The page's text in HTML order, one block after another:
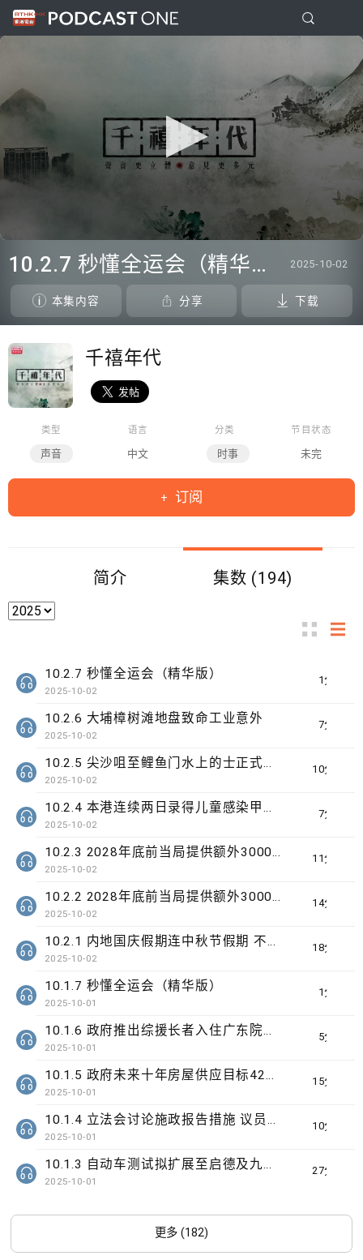
seconds
minute,
15
seconds
10.2.7 秒懂全运会（精华版） 2025-10-02
本集内容 分享 下载
千禧年代
类型
声音
语言
中文
分类
时事
节目状态
未完
订阅
简介 集数 (194)
1分钟
10.2.7 秒懂全运会（精华版）
2025-10-02
7分钟
10.2.6 大埔樟树滩地盘致命工业意外
2025-10-02
10分钟
10.2.5 尖沙咀至鲤鱼门水上的士正式首航
2025-10-02
7分钟
10.2.4 本港连续两日录得儿童感染甲型流感严重个案
2025-10-02
11分钟
10.2.3 2028年底前当局提供额外3000支高速充电桩 港铁商场约增设300个电动车充电站
2025-10-02
14分钟
10.2.2 2028年底前当局提供额外3000支高速充电桩 港铁商场约增设300个电动车充电站
2025-10-02
18分钟
10.2.1 内地国庆假期连中秋节假期 不少内地旅客到港旅游
2025-10-02
1分钟
10.1.7 秒懂全运会（精华版）
2025-10-01
5分钟
10.1.6 政府推出综援长者入住广东院舍试验计划为期3年
2025-10-01
15分钟
10.1.5 政府未来十年房屋供应目标42万个单位
2025-10-01
10分钟
10.1.4 立法会讨论施政报告措施 议员关注识别高危家庭
2025-10-01
27分钟
10.1.3 自动车测试拟扩展至启德及九龙湾
2025-10-01
更多 (182)